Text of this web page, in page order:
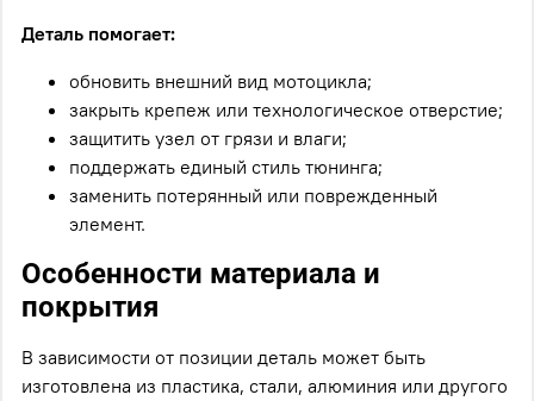
Деталь помогает:
обновить внешний вид мотоцикла;
закрыть крепеж или технологическое отверстие;
защитить узел от грязи и влаги;
поддержать единый стиль тюнинга;
заменить потерянный или поврежденный
элемент.
Особенности материала и
покрытия
В зависимости от позиции деталь может быть
изготовлена из пластика, стали, алюминия или другого